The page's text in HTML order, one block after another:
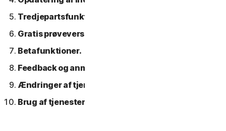
Tredjepartsfunktioner eller -indhold.
Gratis prøveversioner.
Betafunktioner.
Feedback og anmeldelser.
Ændringer af tjenesterne.
Brug af tjenester over et netværk.